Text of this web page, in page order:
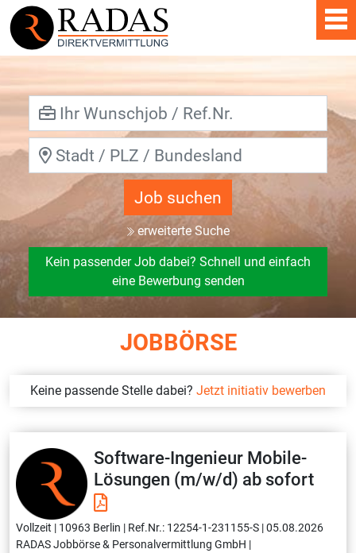
Job suchen
erweiterte Suche
Kein passender Job dabei? Schnell und einfach
eine Bewerbung senden
JOBBÖRSE
Keine passende Stelle dabei? Jetzt initiativ bewerben
Software-Ingenieur Mobile-
Lösungen (m/w/d) ab sofort
Vollzeit | 10963 Berlin | Ref.Nr.: 12254-1-231155-S |05.08.2026
RADAS Jobbörse & Personalvermittlung GmbH |